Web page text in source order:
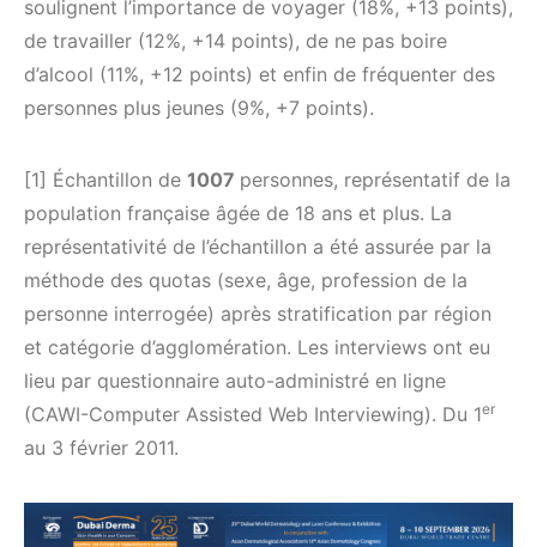
soulignent l’importance de voyager (18%, +13 points),
de travailler (12%, +14 points), de ne pas boire
d’alcool (11%, +12 points) et enfin de fréquenter des
personnes plus jeunes (9%, +7 points).
[1] Échantillon de 1007 personnes, représentatif de la
population française âgée de 18 ans et plus. La
représentativité de l’échantillon a été assurée par la
méthode des quotas (sexe, âge, profession de la
personne interrogée) après stratification par région
et catégorie d’agglomération. Les interviews ont eu
lieu par questionnaire auto-administré en ligne
(CAWI-Computer Assisted Web Interviewing). Du 1er
au 3 février 2011.